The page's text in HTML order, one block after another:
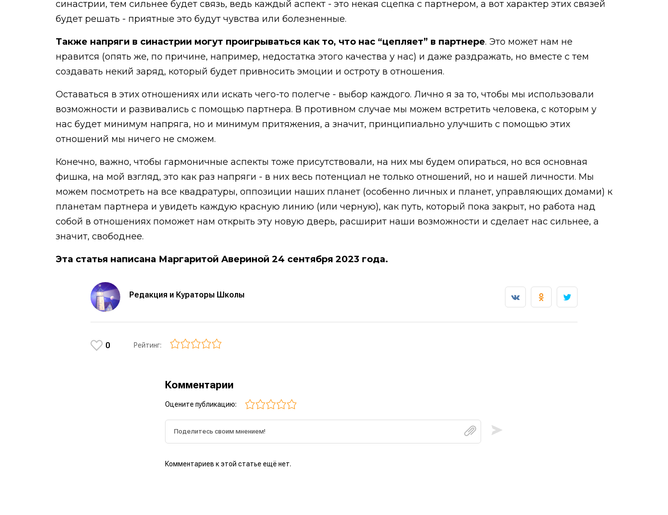
синастрии, тем сильнее будет связь, ведь каждый аспект - это некая сцепка с партнером, а вот характер этих связей
будет решать - приятные это будут чувства или болезненные.
Также напряги в синастрии могут проигрываться как то, что нас “цепляет” в партнере. Это может нам не
нравится (опять же, по причине, например, недостатка этого качества у нас) и даже раздражать, но вместе с тем
создавать некий заряд, который будет привносить эмоции и остроту в отношения.
Оставаться в этих отношениях или искать чего-то полегче - выбор каждого. Лично я за то, чтобы мы использовали
возможности и развивались с помощью партнера. В противном случае мы можем встретить человека, с которым у
нас будет минимум напряга, но и минимум притяжения, а значит, принципиально улучшить с помощью этих
отношений мы ничего не сможем.
Конечно, важно, чтобы гармоничные аспекты тоже присутствовали, на них мы будем опираться, но вся основная
фишка, на мой взгляд, это как раз напряги - в них весь потенциал не только отношений, но и нашей личности. Мы
можем посмотреть на все квадратуры, оппозиции наших планет (особенно личных и планет, управляющих домами) к
планетам партнера и увидеть каждую красную линию (или черную), как путь, который пока закрыт, но работа над
собой в отношениях поможет нам открыть эту новую дверь, расширит наши возможности и сделает нас сильнее, а
значит, свободнее.
Эта статья написана Маргаритой Авериной 24 сентября 2023 года.
Редакция и Кураторы Школы
0 Рейтинг:
Комментарии
Оцените публикацию:
Комментариев к этой статье ещё нет.